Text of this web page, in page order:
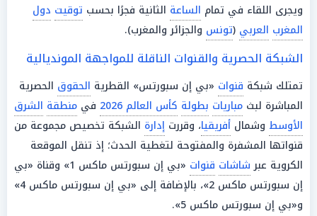
ويجرى اللقاء في تمام الساعة الثانية فجرًا بحسب توقيت دول
المغرب العربي (تونس والجزائر والمغرب).
الشبكة الحصرية والقنوات الناقلة للمواجهة المونديالية
تمتلك شبكة قنوات «بي إن سبورتس» القطرية الحقوق الحصرية
المباشرة لبث مباريات بطولة كأس العالم 2026 في منطقة الشرق
الأوسط وشمال أفريقيا، وقررت إدارة الشبكة تخصيص مجموعة من
قنواتها المشفرة والمفتوحة لتغطية الحدث؛ إذ تنقل الموقعة
الكروية عبرشاشات قنوات
«بي إن سبورتس ماكس 1» وقناة «بي
إن سبورتس ماكس 2»، بالإضافة إلى «بي إن سبورتس ماكس 4»
و«بي إن سبورتس ماكس 5».